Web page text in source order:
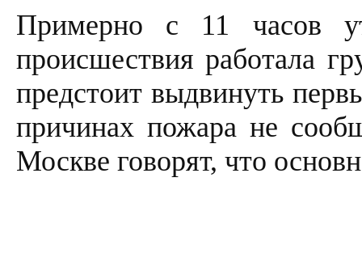
Примерно с 11 часов
происшествия работала
предстоит выдвинуть
причинах пожара не
Москве говорят, что